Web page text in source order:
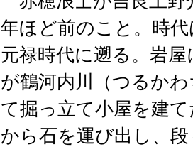
年ほど前のこと。時
元禄時代に遡る。岩
が鶴河内川（つるか
て掘っ立て小屋を建
から石を運び出し、